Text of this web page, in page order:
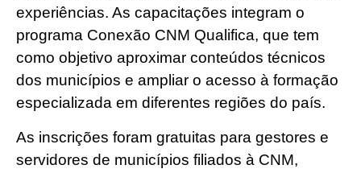
experiências. As capacitações integram o
programa Conexão CNM Qualifica, que tem
como objetivo aproximar conteúdos técnicos
dos municípios e ampliar o acesso à formação
especializada em diferentes regiões do país.
As inscrições foram gratuitas para gestores e
servidores de municípios filiados à CNM,